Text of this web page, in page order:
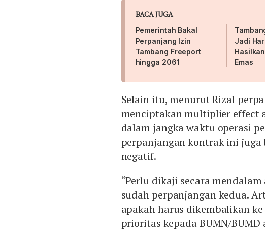
BACA JUGA
Pemerintah Bakal
Perpanjang Izin
Tambang Freeport
hingga 2061
Jadi
Emas
Selain itu, menurut Rizal
menciptakan multiplier effect
dalam jangka waktu operasi
perpanjangan kontrak ini
negatif.
“Perlu dikaji secara
sudah perpanjangan kedua.
apakah harus dikembalikan
prioritas kepada BUMN/